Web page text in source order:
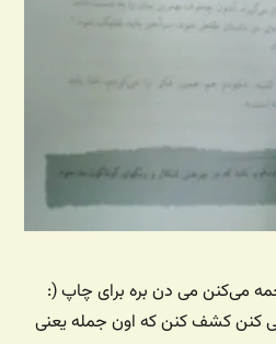
می‌کنن می دن بره برای چاپ (:
کشف کنن که اون جمله یعنی